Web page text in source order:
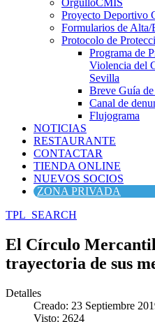
OrgulloCMIS
Proyecto Deportivo
Formularios de Alta/
Protocolo de
Programa de
Violencia del
Sevilla
Breve Guía
Canal de
Flujograma
NOTICIAS
RESTAURANTE
CONTACTAR
TIENDA ONLINE
NUEVOS SOCIOS
ZONA PRIVADA
TPL_SEARCH
El Círculo
trayectoria de sus
Detalles
Creado: 23 Septiembre
Visto: 2624